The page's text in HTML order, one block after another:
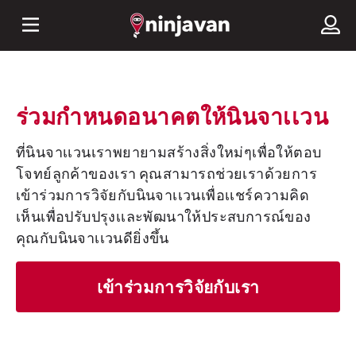
ร่วมกำหนดอนาคตให้นินจาเเวน
ที่นินจาเเวนเราพยายามสร้างสิ่งใหม่ๆเพื่อให้ตอบ
โจทย์ลูกค้าของเรา คุณสามารถช่วยเราด้วยการ
เข้าร่วมการวิจัยกับนินจาเเวนเพื่อเเชร์ความคิด
เห็นเพื่อปรับปรุงเเละพัฒนาให้ประสบการณ์ของ
คุณกับนินจาเเวนดียิ่งขึ้น
เข้าร่วมการวิจัยกับเรา